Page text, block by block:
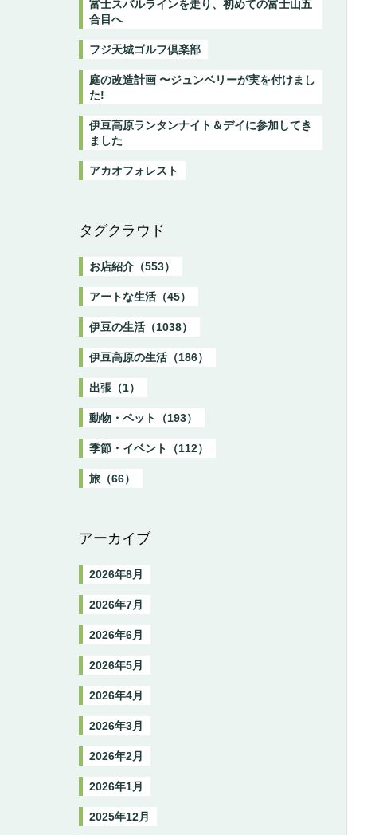
富士スバルラインを走り、初めての富士山五
合目へ
フジ天城ゴルフ倶楽部
庭の改造計画 〜ジュンベリーが実を付けまし
た!
伊豆高原ランタンナイト＆デイに参加してき
ました
アカオフォレスト
タグクラウド
お店紹介（553）
アートな生活（45）
伊豆の生活（1038）
伊豆高原の生活（186）
出張（1）
動物・ペット（193）
季節・イベント（112）
旅（66）
アーカイブ
2026年8月
2026年7月
2026年6月
2026年5月
2026年4月
2026年3月
2026年2月
2026年1月
2025年12月